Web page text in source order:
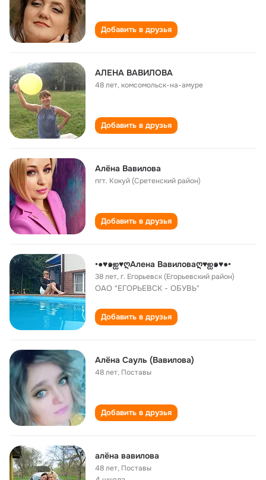
Добавить в друзья
АЛЕНА ВАВИЛОВА
48 лет,комсомольск-на-амуре
Добавить в друзья
Алёна Вавилова
пгт. Кокуй (Сретенский район)
Добавить в друзья
•●♥๑ஐ♥ღАлена Вавиловаღ♥ஐ๑♥●•
38 лет,г. Егорьевск (Егорьевский район)
ОАО "ЕГОРЬЕВСК - ОБУВЬ"
Добавить в друзья
Алёна Сауль (Вавилова)
48 лет, Поставы
Добавить в друзья
алёна вавилова
48 лет, Поставы